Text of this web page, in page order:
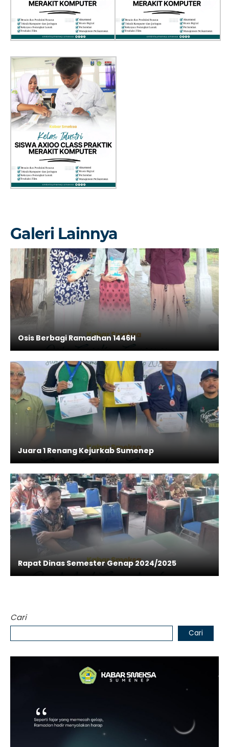
Galeri Lainnya
Osis Berbagi Ramadhan 1446H
Juara 1 Renang Kejurkab Sumenep
Rapat Dinas Semester Genap 2024/2025
Cari
Cari